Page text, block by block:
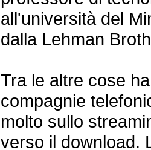
all'università del
dalla Lehman
Tra le altre cose
compagnie
molto sullo
verso il download.